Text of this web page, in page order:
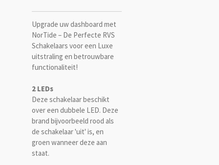
Upgrade uw dashboard met
NorTide – De Perfecte RVS
Schakelaars voor een Luxe
uitstraling en betrouwbare
functionaliteit!
2 LEDs
Deze schakelaar beschikt
over een dubbele LED. Deze
brand bijvoorbeeld rood als
de schakelaar 'uit' is, en
groen wanneer deze aan
staat.